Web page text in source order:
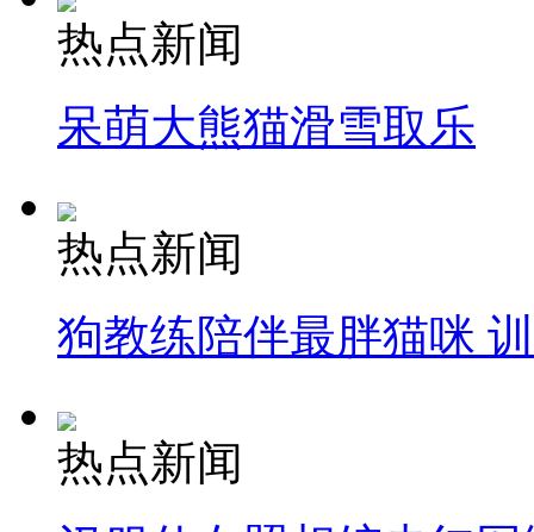
热点新闻
呆萌大熊猫滑雪取乐
热点新闻
狗教练陪伴最胖猫咪
热点新闻